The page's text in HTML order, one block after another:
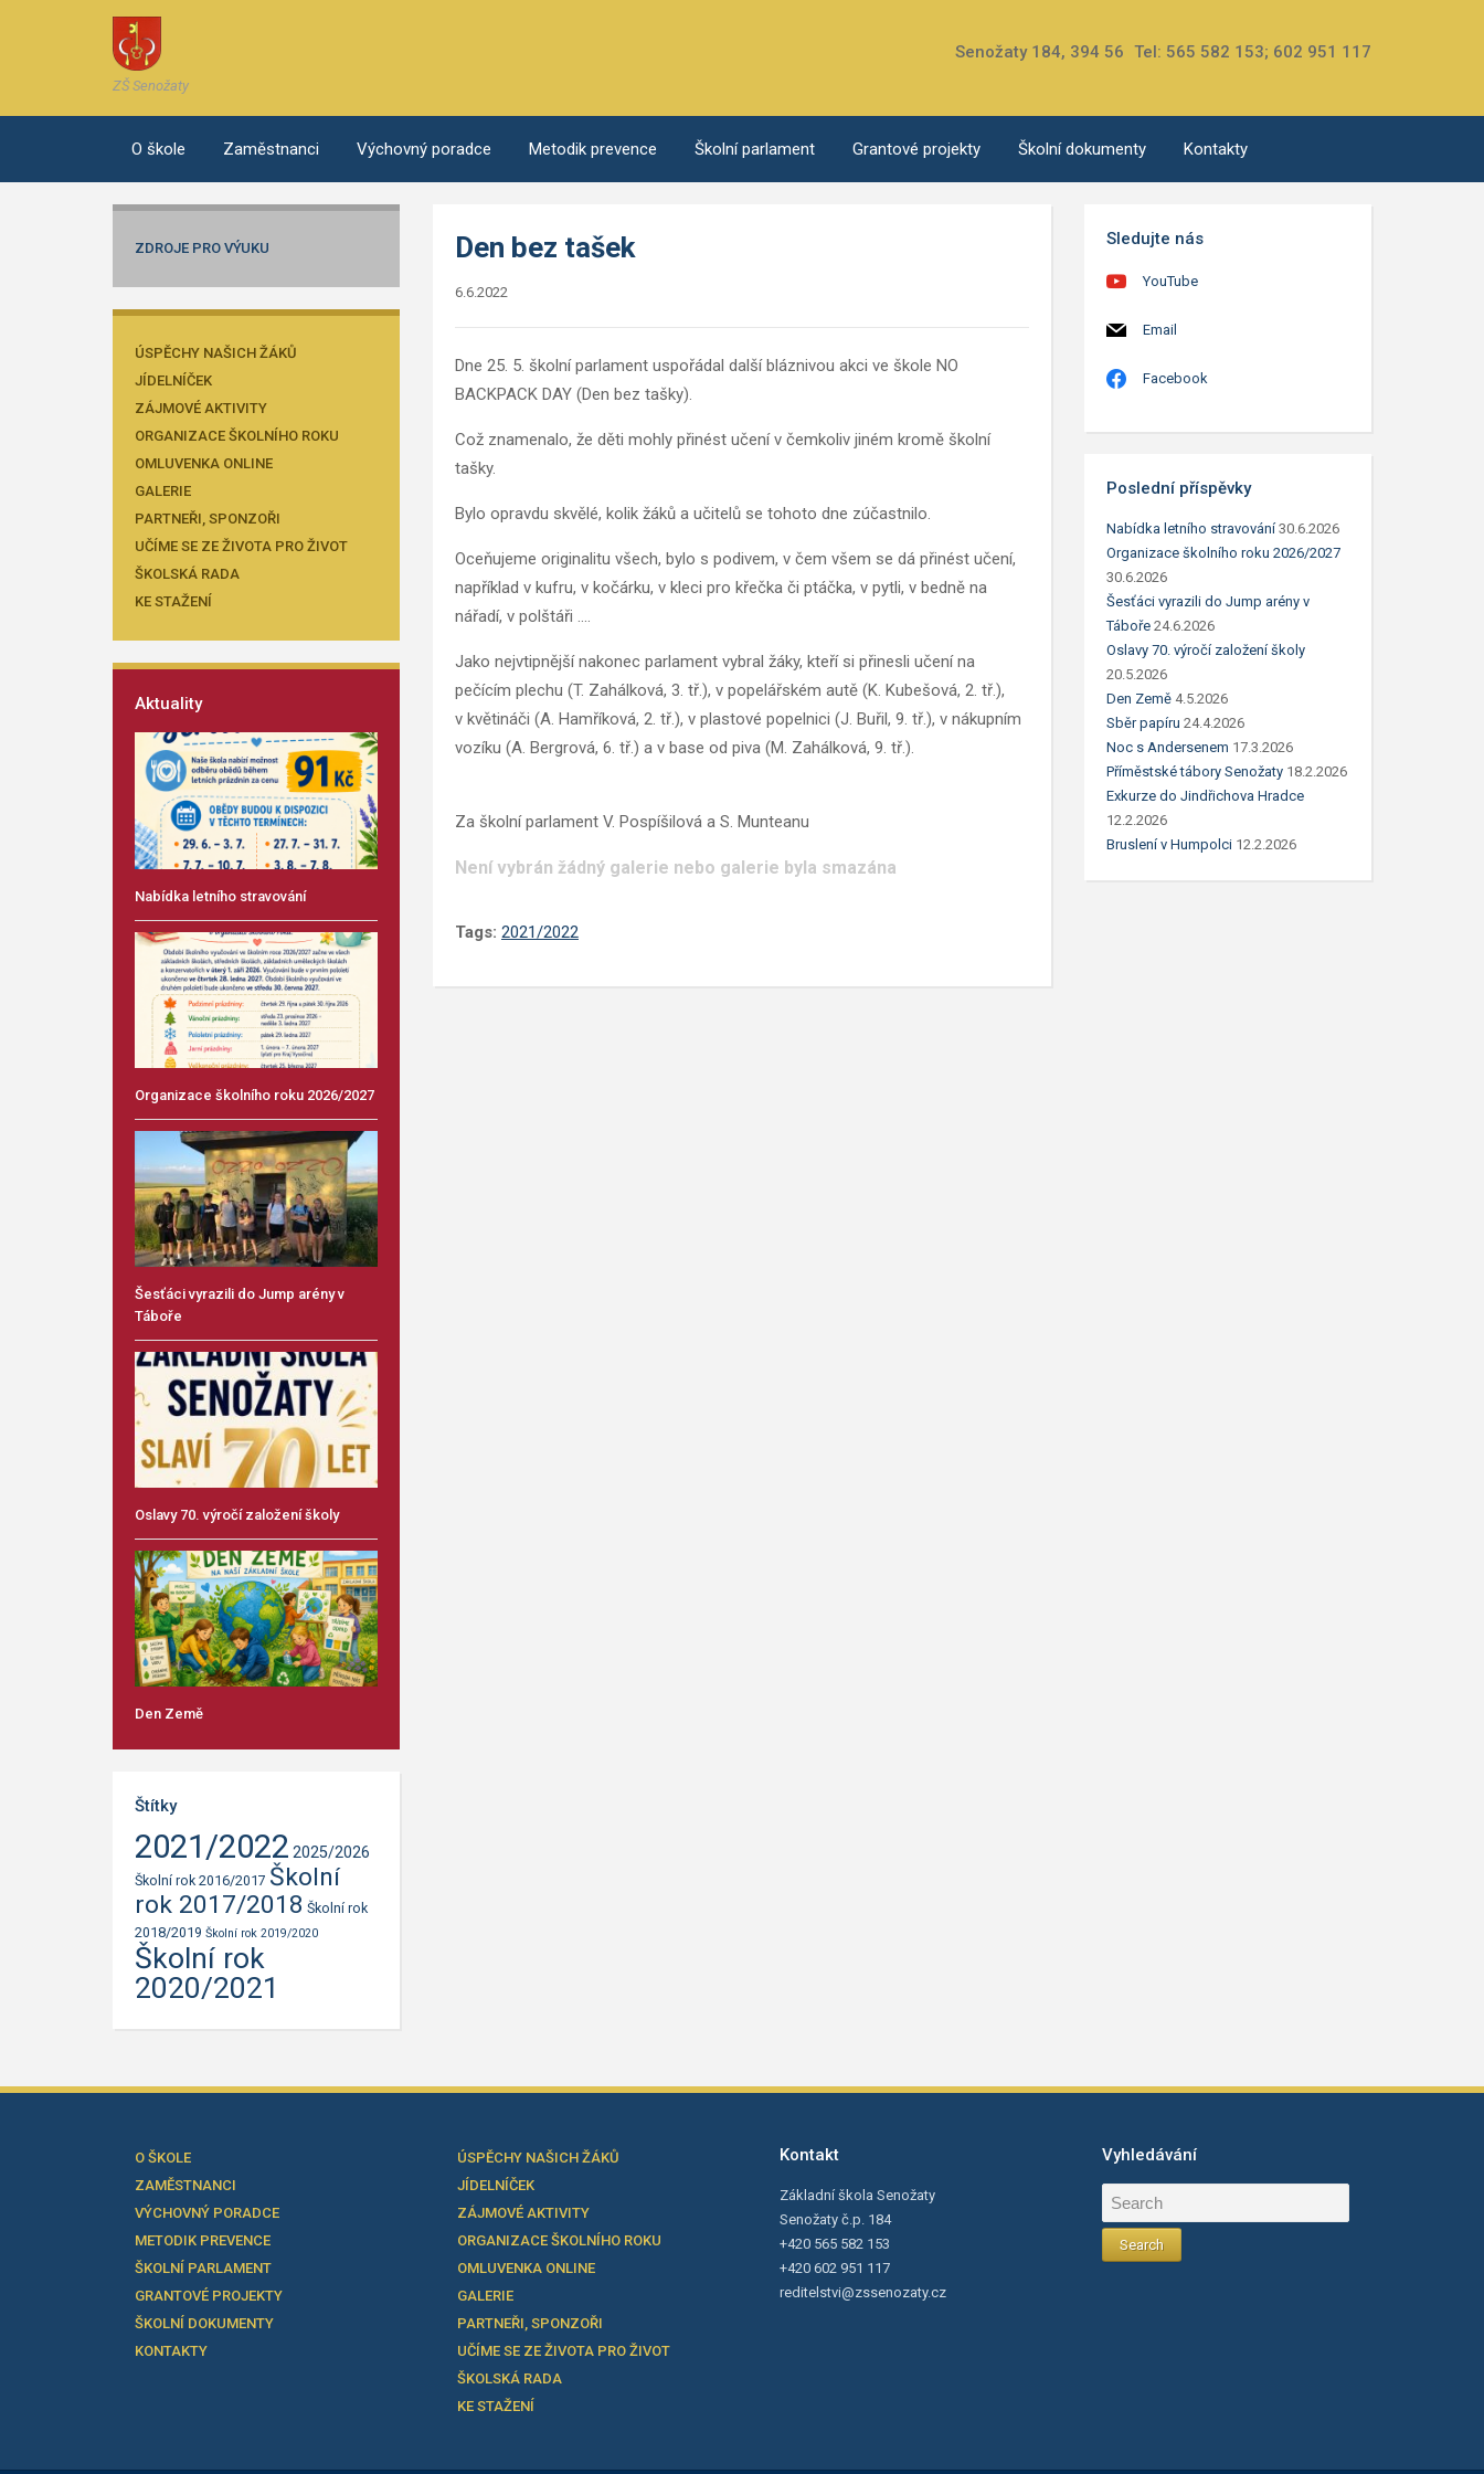
ZŠ Senožaty
Senožaty 184, 394 56 Tel: 565 582 153; 602 951 117
O škole Zaměstnanci Výchovný poradce Metodik prevence Školní parlament Grantové projekty Školní dokumenty Kontakty
ZDROJE PRO VÝUKU
ÚSPĚCHY NAŠICH ŽÁKŮ
JÍDELNÍČEK
ZÁJMOVÉ AKTIVITY
ORGANIZACE ŠKOLNÍHO ROKU
OMLUVENKA ONLINE
GALERIE
PARTNEŘI, SPONZOŘI
UČÍME SE ZE ŽIVOTA PRO ŽIVOT
ŠKOLSKÁ RADA
KE STAŽENÍ
Aktuality
Nabídka letního stravování
Organizace školního roku 2026/2027
Šesťáci vyrazili do Jump arény v
Táboře
Oslavy 70. výročí založení školy
Den Země
Štítky
2021/2022 2025/2026
Školní rok 2016/2017 Školní
rok 2017/2018 Školní rok
2018/2019 Školní rok 2019/2020
Školní rok
2020/2021
Den bez tašek
6.6.2022
Dne 25. 5. školní parlament uspořádal další bláznivou akci ve škole NO
BACKPACK DAY (Den bez tašky).
Což znamenalo, že děti mohly přinést učení v čemkoliv jiném kromě školní
tašky.
Bylo opravdu skvělé, kolik žáků a učitelů se tohoto dne zúčastnilo.
Oceňujeme originalitu všech, bylo s podivem, v čem všem se dá přinést učení,
například v kufru, v kočárku, v kleci pro křečka či ptáčka, v pytli, v bedně na
nářadí, v polštáři ….
Jako nejvtipnější nakonec parlament vybral žáky, kteří si přinesli učení na
pečícím plechu (T. Zahálková, 3. tř.), v popelářském autě (K. Kubešová, 2. tř.),
v květináči (A. Hamříková, 2. tř.), v plastové popelnici (J. Buřil, 9. tř.), v nákupním
vozíku (A. Bergrová, 6. tř.) a v base od piva (M. Zahálková, 9. tř.).
Za školní parlament V. Pospíšilová a S. Munteanu
Není vybrán žádný galerie nebo galerie byla smazána
Tags: 2021/2022
Sledujte nás
YouTube
Email
Facebook
Poslední příspěvky
Nabídka letního stravování 30.6.2026
Organizace školního roku 2026/2027
30.6.2026
Šesťáci vyrazili do Jump arény v
Táboře 24.6.2026
Oslavy 70. výročí založení školy
20.5.2026
Den Země 4.5.2026
Sběr papíru 24.4.2026
Noc s Andersenem 17.3.2026
Příměstské tábory Senožaty 18.2.2026
Exkurze do Jindřichova Hradce
12.2.2026
Bruslení v Humpolci 12.2.2026
O ŠKOLE
ZAMĚSTNANCI
VÝCHOVNÝ PORADCE
METODIK PREVENCE
ŠKOLNÍ PARLAMENT
GRANTOVÉ PROJEKTY
ŠKOLNÍ DOKUMENTY
KONTAKTY
ÚSPĚCHY NAŠICH ŽÁKŮ
JÍDELNÍČEK
ZÁJMOVÉ AKTIVITY
ORGANIZACE ŠKOLNÍHO ROKU
OMLUVENKA ONLINE
GALERIE
PARTNEŘI, SPONZOŘI
UČÍME SE ZE ŽIVOTA PRO ŽIVOT
ŠKOLSKÁ RADA
KE STAŽENÍ
Kontakt
Základní škola Senožaty
Senožaty č.p. 184
+420 565 582 153
+420 602 951 117
reditelstvi@zssenozaty.cz
Vyhledávání